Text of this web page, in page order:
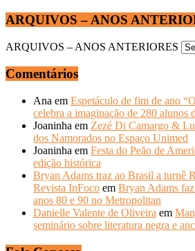
ARQUIVOS – ANOS
ARQUIVOS – ANOS ANTERIORES
Comentários
Ana em Espetáculo de fim de ano
celebra a imaginação de 280 alunos
Joaninha em Zezé Di Camargo &
dos Namorados no Espaço Unimed
Joaninha em Festa do Peão de
edição histórica
Bryan Adams traz ao Brasil a turnê
Revista InFoco em Bryan Adams
anos 80 e 90 no Metropolitan
Danielle Valente de Oliveira em
seminário sobre literatura negra e